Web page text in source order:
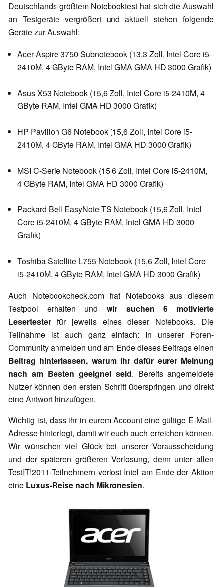
Deutschlands größtem Notebooktest hat sich die Auswahl
an Testgeräte vergrößert und aktuell stehen folgende
Geräte zur Auswahl:
Acer Aspire 3750 Subnotebook (13,3 Zoll, Intel Core i5-
2410M, 4 GByte RAM, Intel GMA GMA HD 3000 Grafik)
Asus X53 Notebook (15,6 Zoll, Intel Core i5-2410M, 4
GByte RAM, Intel GMA HD 3000 Grafik)
HP Pavilion G6 Notebook (15,6 Zoll, Intel Core i5-
2410M, 4 GByte RAM, Intel GMA HD 3000 Grafik)
MSI C-Serie Notebook (15,6 Zoll, Intel Core i5-2410M,
4 GByte RAM, Intel GMA HD 3000 Grafik)
Packard Bell EasyNote TS Notebook (15,6 Zoll, Intel
Core i5-2410M, 4 GByte RAM, Intel GMA HD 3000
Grafik)
Toshiba Satellite L755 Notebook (15,6 Zoll, Intel Core
i5-2410M, 4 GByte RAM, Intel GMA HD 3000 Grafik)
Auch Notebookcheck.com hat Notebooks aus diesem
Testpool erhalten und wir suchen 6 motivierte
Lesertester für jeweils eines dieser Notebooks. Die
Teilnahme ist auch ganz einfach: In unserer Foren-
Community anmelden und am Ende dieses Beitrags einen
Beitrag hinterlassen, warum ihr dafür eurer Meinung
nach am Besten geeignet seid. Bereits angemeldete
Nutzer können den ersten Schritt überspringen und direkt
eine Antwort hinzufügen.
Wichtig ist, dass ihr in eurem Account eine gültige E-Mail-
Adresse hinterlegt, damit wir euch auch erreichen können.
Wir wünschen viel Glück bei unserer Vorausscheidung
und der späteren größeren Verlosung, denn unter allen
TestIT!2011-Teilnehmern verlost Intel am Ende der Aktion
eine Luxus-Reise nach Mikronesien.